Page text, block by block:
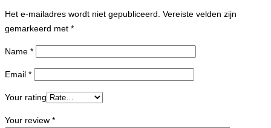
Het e-mailadres wordt niet gepubliceerd. Vereiste velden zijn
gemarkeerd met *
Name *
Email *
Your rating
Your review *